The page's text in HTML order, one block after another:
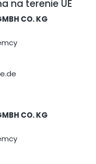
na terenie UE
CO. KG
CO. KG